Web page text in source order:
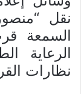
نقل
السمعة
الرعاية
نظارات